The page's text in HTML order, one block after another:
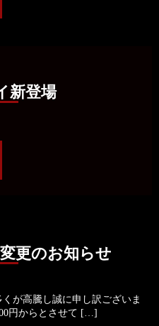
新登場
更のお知らせ
が高騰し誠に申し訳ございま
円からとさせて […]